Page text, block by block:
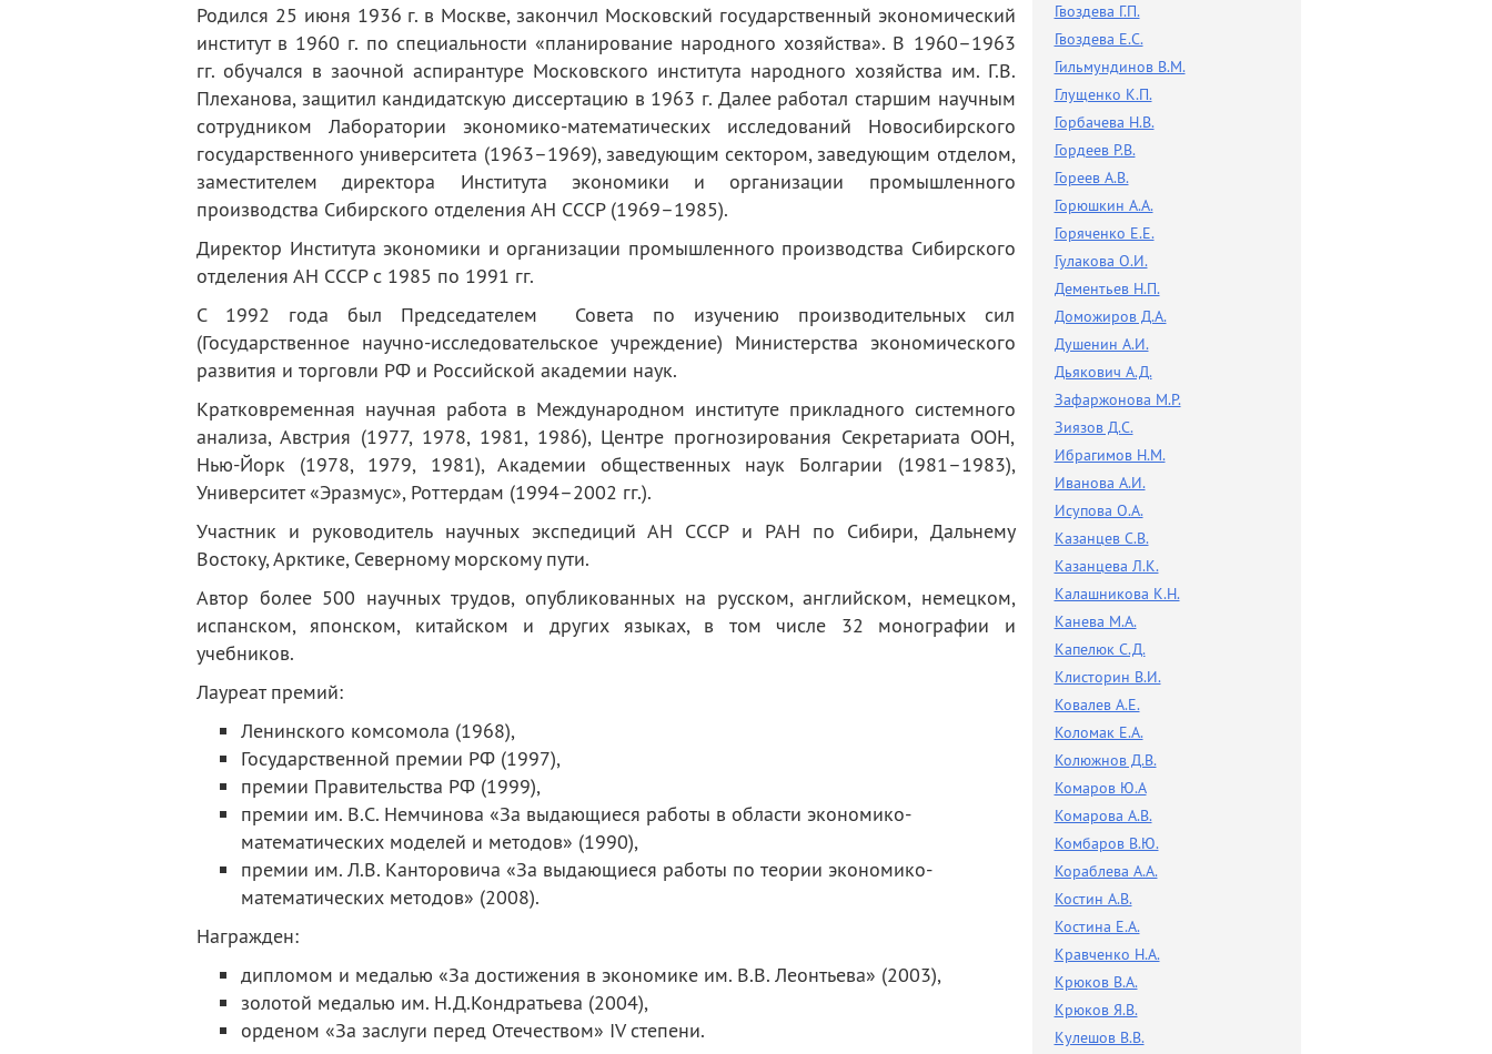
Родился 25 июня 1936 г. в Москве, закончил Московский государственный экономический
институт в 1960 г. по специальности «планирование народного хозяйства». В 1960–1963
гг. обучался в заочной аспирантуре Московского института народного хозяйства им. Г.В.
Плеханова, защитил кандидатскую диссертацию в 1963 г. Далее работал старшим научным
сотрудником Лаборатории экономико-математических исследований Новосибирского
государственного университета (1963–1969), заведующим сектором, заведующим отделом,
заместителем директора Института экономики и организации промышленного
производства Сибирского отделения АН СССР (1969–1985).
Директор Института экономики и организации промышленного производства Сибирского
отделения АН СССР с 1985 по 1991 гг.
С 1992 года был Председателем Совета по изучению производительных сил
(Государственное научно-исследовательское учреждение) Министерства экономического
развития и торговли РФ и Российской академии наук.
Кратковременная научная работа в Международном институте прикладного системного
анализа, Австрия (1977, 1978, 1981, 1986), Центре прогнозирования Секретариата ООН,
Нью-Йорк (1978, 1979, 1981), Академии общественных наук Болгарии (1981–1983),
Университет «Эразмус», Роттердам (1994–2002 гг.).
Участник и руководитель научных экспедиций АН СССР и РАН по Сибири, Дальнему
Востоку, Арктике, Северному морскому пути.
Автор более 500 научных трудов, опубликованных на русском, английском, немецком,
испанском, японском, китайском и других языках, в том числе 32 монографии и
учебников.
Лауреат премий:
Ленинского комсомола (1968),
Государственной премии РФ (1997),
премии Правительства РФ (1999),
премии им. В.С. Немчинова «За выдающиеся работы в области экономико-
математических моделей и методов» (1990),
премии им. Л.В. Канторовича «За выдающиеся работы по теории экономико-
математических методов» (2008).
Награжден:
дипломом и медалью «За достижения в экономике им. В.В. Леонтьева» (2003),
золотой медалью им. Н.Д.Кондратьева (2004),
орденом «За заслуги перед Отечеством» IV степени.
Гвоздева Г.П.
Гвоздева Е.С.
Гильмундинов В.М.
Глущенко К.П.
Горбачева Н.В.
Гордеев Р.В.
Гореев А.В.
Горюшкин А.А.
Горяченко Е.Е.
Гулакова О.И.
Дементьев Н.П.
Доможиров Д.А.
Душенин А.И.
Дьякович А.Д.
Зафаржонова М.Р.
Зиязов Д.С.
Ибрагимов Н.М.
Иванова А.И.
Исупова О.А.
Казанцев С.В.
Казанцева Л.К.
Калашникова К.Н.
Канева М.А.
Капелюк С.Д.
Клисторин В.И.
Ковалев А.Е.
Коломак Е.А.
Колюжнов Д.В.
Комаров Ю.А
Комарова А.В.
Комбаров В.Ю.
Кораблева А.А.
Костин А.В.
Костина Е.А.
Кравченко Н.А.
Крюков В.А.
Крюков Я.В.
Кулешов В.В.